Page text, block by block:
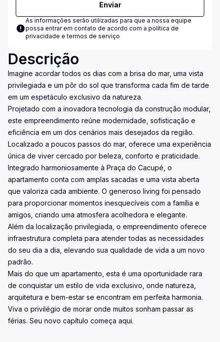
Enviar
As informações serão utilizadas para que a nossa equipe
possa entrar em contato de acordo com a política de
privacidade e termos de serviço
Descrição
Imagine acordar todos os dias com a brisa do mar, uma vista
privilegiada e um pôr do sol que transforma cada fim de tarde
em um espetáculo exclusivo da natureza.
Projetado com a inovadora tecnologia da construção modular,
este empreendimento reúne modernidade, sofisticação e
eficiência em um dos cenários mais desejados da região.
Localizado a poucos passos do mar, oferece uma experiência
única de viver cercado por beleza, conforto e praticidade.
Integrado harmoniosamente à Praça do Cacupé, o
apartamento conta com amplas sacadas e uma vista aberta
que valoriza cada ambiente. O generoso living foi pensado
para proporcionar momentos inesquecíveis com a família e
amigos, criando uma atmosfera acolhedora e elegante.
Além da localização privilegiada, o empreendimento oferece
infraestrutura completa para atender todas as necessidades
do seu dia a dia, elevando sua qualidade de vida a um novo
padrão.
Mais do que um apartamento, esta é uma oportunidade rara
de conquistar um estilo de vida exclusivo, onde natureza,
arquitetura e bem-estar se encontram em perfeita harmonia.
Viva o privilégio de morar onde muitos sonham passar as
férias. Seu novo capítulo começa aqui.